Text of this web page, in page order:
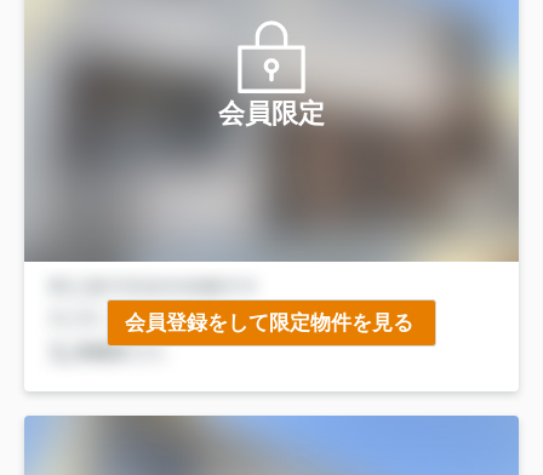
会員限定
会員登録をして限定物件を見る